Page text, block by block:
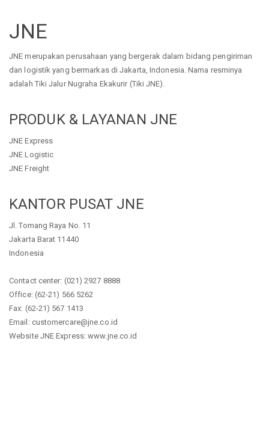
JNE
JNE merupakan perusahaan yang bergerak dalam bidang pengiriman
dan logistik yang bermarkas di Jakarta, Indonesia. Nama resminya
adalah Tiki Jalur Nugraha Ekakurir (Tiki JNE).
PRODUK & LAYANAN JNE
JNE Express
JNE Logistic
JNE Freight
KANTOR PUSAT JNE
Jl. Tomang Raya No. 11
Jakarta Barat 11440
Indonesia
Contact center: (021) 2927 8888
Office: (62-21) 566 5262
Fax: (62-21) 567 1413
Email: customercare@jne.co.id
Website JNE Express: www.jne.co.id